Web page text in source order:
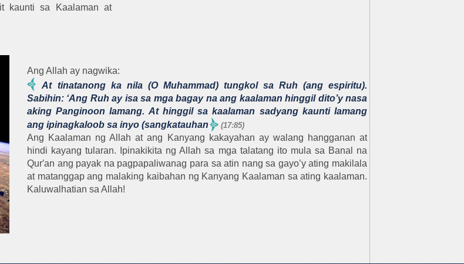
kaunti sa Kaalaman at
Ang Allah ay nagwika:
At tinatanong ka nila (O Muhammad) tungkol sa Ruh (ang espiritu).
Sabihin: ‘Ang Ruh ay isa sa mga bagay na ang kaalaman hinggil dito’y nasa
aking Panginoon lamang. At hinggil sa kaalaman sadyang kaunti lamang
ang ipinagkaloob sa inyo (sangkatauhan
(17:85)
Ang Kaalaman ng Allah at ang Kanyang kakayahan ay walang hangganan at
hindi kayang tularan. Ipinakikita ng Allah sa mga talatang ito mula sa Banal na
Qur′an ang payak na pagpapaliwanag para sa atin nang sa gayo’y ating makilala
at matanggap ang malaking kaibahan ng Kanyang Kaalaman sa ating kaalaman.
Kaluwalhatian sa Allah!